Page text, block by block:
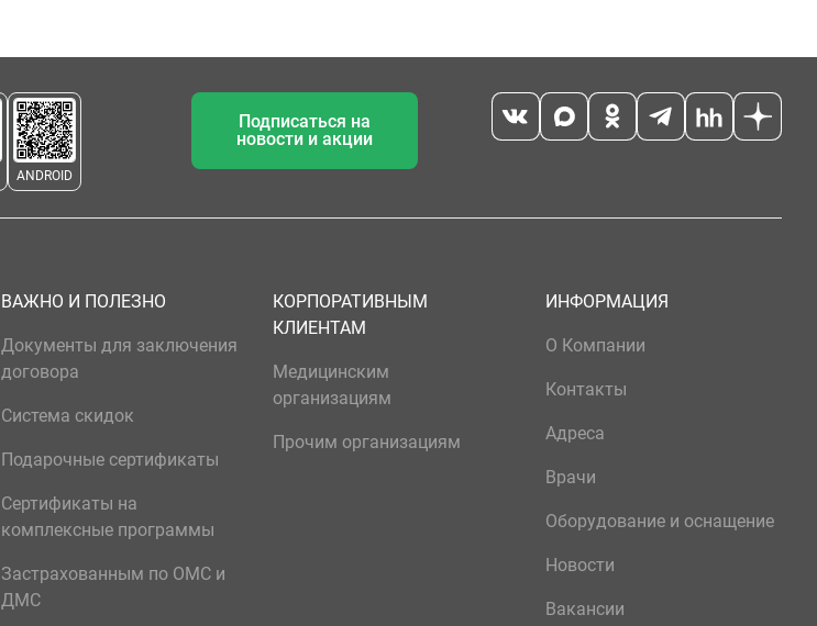
ANDROID
Подписаться на
новости и акции
ВАЖНО И ПОЛЕЗНО
Документы для заключения
договора
Система скидок
Подарочные сертификаты
Сертификаты на
комплексные программы
Застрахованным по ОМС и
ДМС
КОРПОРАТИВНЫМ
КЛИЕНТАМ
Медицинским
организациям
Прочим организациям
ИНФОРМАЦИЯ
О Компании
Контакты
Адреса
Врачи
Оборудование и оснащение
Новости
Вакансии